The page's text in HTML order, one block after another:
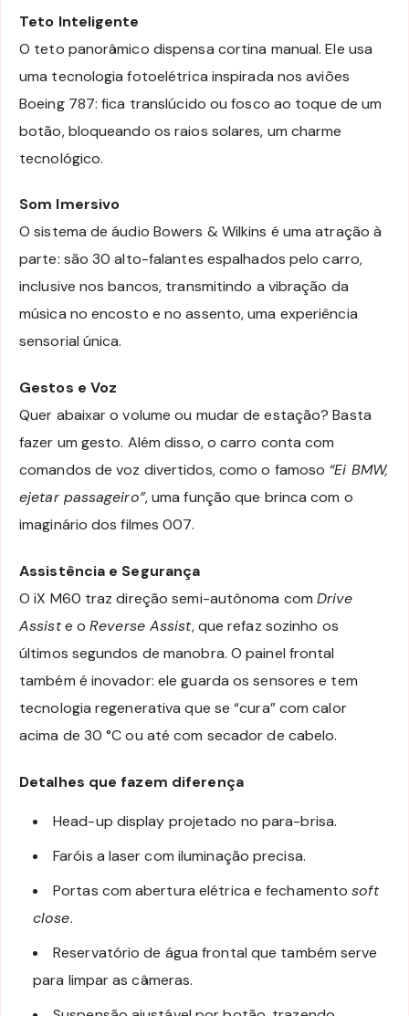
Teto Inteligente
O teto panorâmico dispensa cortina manual. Ele usa
uma tecnologia fotoelétrica inspirada nos aviões
Boeing 787: fica translúcido ou fosco ao toque de um
botão, bloqueando os raios solares, um charme
tecnológico.
Som Imersivo
O sistema de áudio Bowers & Wilkins é uma atração à
parte: são 30 alto-falantes espalhados pelo carro,
inclusive nos bancos, transmitindo a vibração da
música no encosto e no assento, uma experiência
sensorial única.
Gestos e Voz
Quer abaixar o volume ou mudar de estação? Basta
fazer um gesto. Além disso, o carro conta com
comandos de voz divertidos, como o famoso “Ei BMW,
ejetar passageiro”, uma função que brinca com o
imaginário dos filmes 007.
Assistência e Segurança
O iX M60 traz direção semi-autônoma com Drive
Assiste oReverse Assist, que refaz sozinho os
últimos segundos de manobra. O painel frontal
também é inovador: ele guarda os sensores e tem
tecnologia regenerativa que se “cura” com calor
acima de 30 °C ou até com secador de cabelo.
Detalhes que fazem diferença
Head-up display projetado no para-brisa.
Faróis a laser com iluminação precisa.
Portas com abertura elétrica e fechamentosoft
close.
Reservatório de água frontal que também serve
para limpar as câmeras.